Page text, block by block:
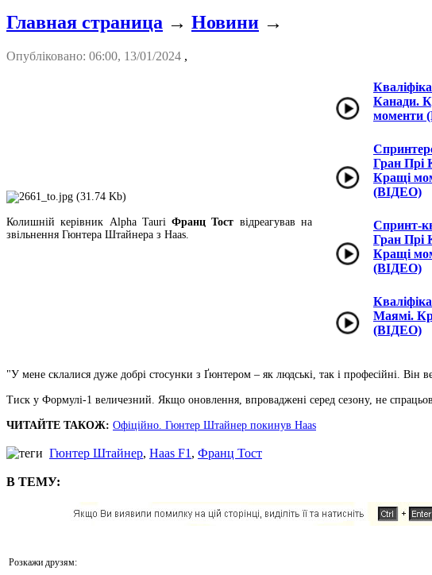
Главная страница → Новини →
Опубліковано: 06:00, 13/01/2024 ,
Колишній керівник Alpha TauriФранц Тост відреагував на
звільнення Гюнтера Штайнера з Haas.
Канади.
моменти
Гран Прі
Кращі
(ВІДЕО)
Спринт-
Гран Прі
Кращі
(ВІДЕО)
Маямі.
(ВІДЕО)
"У мене склалися дуже добрі стосунки з Ґюнтером – як людські, так і професійні. Він
Тиск у Формулі-1 величезний. Якщо оновлення, впроваджені серед сезону, не
ЧИТАЙТЕ ТАКОЖ: Офіційно. Гюнтер Штайнер покинув Haas
Гюнтер Штайнер, Haas F1 , Франц Тост
В ТЕМУ:
Розкажи друзям: